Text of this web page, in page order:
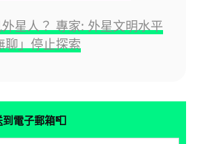
星人？ 專家: 外星文明水平
聊」停止探索
電子郵箱📮